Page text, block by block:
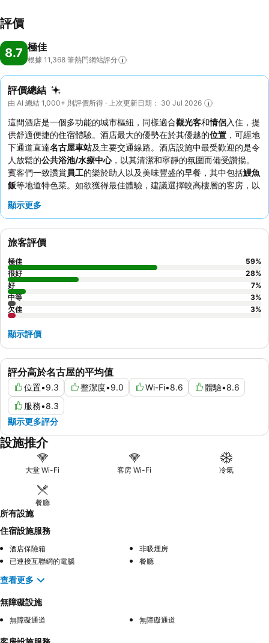
評價
8.7 極佳
根據 11,368 筆熱門網站評分
評價總結
由 AI 總結 1,000+ 則評價所得 · 上次更新日期： 30 Jul 2026
這間酒店是一個多功能的城市樞紐，同樣適合觀光客和情侶入住，提
供舒適便捷的住宿體驗。酒店最大的優勢在於其優越的位置 ，可經地
下通道直達名古屋車站及主要交通線路。酒店設施中最受歡迎的是令
人放鬆的公共浴池/水療中心，以其清潔和寧靜的氛圍而備受讚揚。
賓客們一致讚賞員工的樂於助人以及美味豐盛的早餐，其中包括鰻魚
飯等地道特色菜。如欲獲得最佳體驗，建議選擇較高樓層的客房，以
顯示更多
評分高於名古屋的平均值
位置•9.3 整潔度•9.0 Wi-Fi•8.6 體驗•8.6
服務•8.3
顯示更多評分
旅客評價
極佳 59%
很好
28%
好
7%
中等
3%
欠佳
3%
顯示評價
設施推介
大堂 Wi-Fi 客房 Wi-Fi 冷氣
餐廳
所有設施
住宿設施服務
酒店保險箱
非吸煙房
已連接互聯網的電腦
餐廳
查看更多
無障礙設施
無障礙通道 無障礙通道